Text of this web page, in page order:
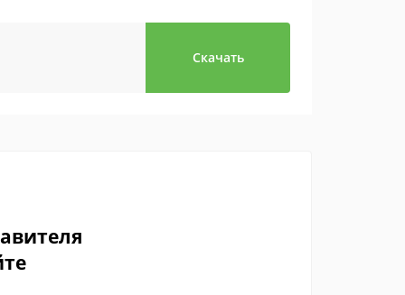
Скачать